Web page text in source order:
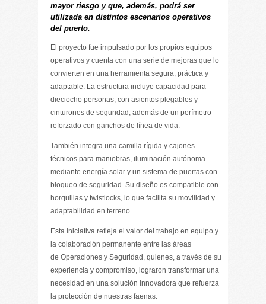
mayor riesgo y que, además, podrá ser
utilizada en distintos escenarios operativos
del puerto.
El proyecto fue impulsado por los propios equipos
operativos y cuenta con una serie de mejoras que lo
convierten en una herramienta segura, práctica y
adaptable. La estructura incluye capacidad para
dieciocho personas, con asientos plegables y
cinturones de seguridad, además de un perímetro
reforzado con ganchos de línea de vida.
También integra una camilla rígida y cajones
técnicos para maniobras, iluminación autónoma
mediante energía solar y un sistema de puertas con
bloqueo de seguridad. Su diseño es compatible con
horquillas y twistlocks, lo que facilita su movilidad y
adaptabilidad en terreno.
Esta iniciativa refleja el valor del trabajo en equipo y
la colaboración permanente entre las áreas
de Operaciones y Seguridad, quienes, a través de su
experiencia y compromiso, lograron transformar una
necesidad en una solución innovadora que refuerza
la protección de nuestras faenas.